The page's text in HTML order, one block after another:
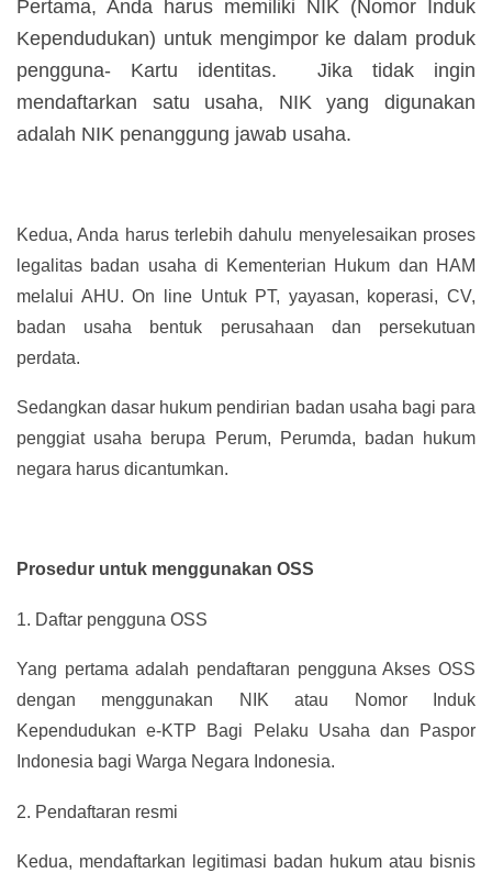
Pertama, Anda harus memiliki NIK (Nomor Induk
Kependudukan) untuk mengimpor ke dalam produk
pengguna- Kartu identitas. Jika tidak ingin
mendaftarkan satu usaha, NIK yang digunakan
adalah NIK penanggung jawab usaha.
Kedua, Anda harus terlebih dahulu menyelesaikan proses
legalitas badan usaha di Kementerian Hukum dan HAM
melalui AHU. On line Untuk PT, yayasan, koperasi, CV,
badan usaha bentuk perusahaan dan persekutuan
perdata.
Sedangkan dasar hukum pendirian badan usaha bagi para
penggiat usaha berupa Perum, Perumda, badan hukum
negara harus dicantumkan.
Prosedur untuk menggunakan OSS
1. Daftar pengguna OSS
Yang pertama adalah pendaftaran pengguna Akses OSS
dengan menggunakan NIK atau Nomor Induk
Kependudukan e-KTP Bagi Pelaku Usaha dan Paspor
Indonesia bagi Warga Negara Indonesia.
2. Pendaftaran resmi
Kedua, mendaftarkan legitimasi badan hukum atau bisnis